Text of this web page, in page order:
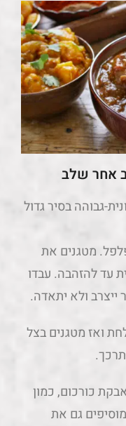
אחר שלב
גבוהה בסיר גדול
מטגנים את
עד להזהבה. עבדו
ולא יתאדה.
ואז מטגנים בצל
כורכום, כמון
גם את